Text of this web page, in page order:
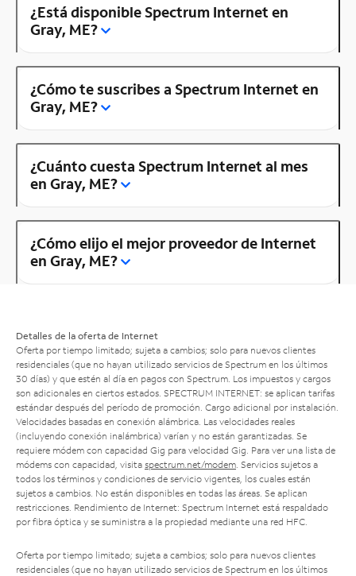
¿Está disponible Spectrum Internet en
Gray, ME?
¿Cómo te suscribes a Spectrum Internet en
Gray, ME?
¿Cuánto cuesta Spectrum Internet al mes
en Gray, ME?
¿Cómo elijo el mejor proveedor de Internet
en Gray, ME?
Detalles de la oferta de Internet
Oferta por tiempo limitado; sujeta a cambios; solo para nuevos clientes
residenciales (que no hayan utilizado servicios de Spectrum en los últimos
30 días) y que estén al día en pagos con Spectrum. Los impuestos y cargos
son adicionales en ciertos estados. SPECTRUM INTERNET: se aplican tarifas
estándar después del período de promoción. Cargo adicional por instalación.
Velocidades basadas en conexión alámbrica. Las velocidades reales
(incluyendo conexión inalámbrica) varían y no están garantizadas. Se
requiere módem con capacidad Gig para velocidad Gig. Para ver una lista de
módems con capacidad, visita spectrum.net/modem . Servicios sujetos a
todos los términos y condiciones de servicio vigentes, los cuales están
sujetos a cambios. No están disponibles en todas las áreas. Se aplican
restricciones. Rendimiento de Internet: Spectrum Internet está respaldado
por fibra óptica y se suministra a la propiedad mediante una red HFC.
Oferta por tiempo limitado; sujeta a cambios; solo para nuevos clientes
residenciales (que no hayan utilizado servicios de Spectrum en los últimos